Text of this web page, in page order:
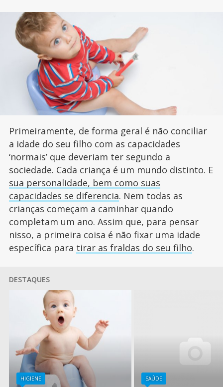
Primeiramente, de forma geral é não conciliar
a idade do seu filho com as capacidades
‘normais’ que deveriam ter segundo a
sociedade. Cada criança é um mundo distinto. E
sua personalidade, bem como suas
capacidades se diferencia. Nem todas as
crianças começam a caminhar quando
completam um ano. Assim que, para pensar
nisso, a primeira coisa é não fixar uma idade
específica para tirar as fraldas do seu filho.
DESTAQUES
HIGIENE SAÚDE